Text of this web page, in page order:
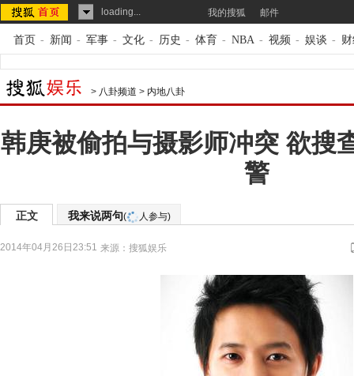
loading... 我的搜狐 邮件
首页 - 新闻 - 军事 - 文化 - 历史 - 体育 - NBA - 视频 - 娱谈 -
> 八卦频道 > 内地八卦
韩庚被偷拍与摄影师冲突 欲搜
警
正文 我来说两句( 人参与)
2014年04月26日23:51 来源： 搜狐娱乐